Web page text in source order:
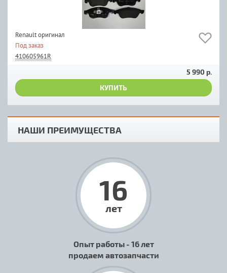
Renault оригинал
Под заказ
410605961R
5 990 р.
КУПИТЬ
НАШИ ПРЕИМУЩЕСТВА
16
лет
Опыт работы - 16 лет
продаем автозапчасти